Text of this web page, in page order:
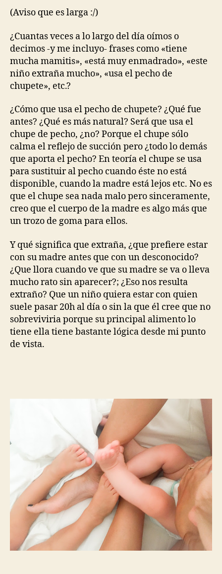
(Aviso que es larga :/)
¿Cuantas veces a lo largo del día oímos o
decimos -y me incluyo- frases como «tiene
mucha mamitis», «está muy enmadrado», «este
niño extraña mucho», «usa el pecho de
chupete», etc.?
¿Cómo que usa el pecho de chupete? ¿Qué fue
antes? ¿Qué es más natural? Será que usa el
chupe de pecho, ¿no? Porque el chupe sólo
calma el reflejo de succión pero ¿todo lo demás
que aporta el pecho? En teoría el chupe se usa
para sustituir al pecho cuando éste no está
disponible, cuando la madre está lejos etc. No es
que el chupe sea nada malo pero sinceramente,
creo que el cuerpo de la madre es algo más que
un trozo de goma para ellos.
Y qué significa que extraña, ¿que prefiere estar
con su madre antes que con un desconocido?
¿Que llora cuando ve que su madre se va o lleva
mucho rato sin aparecer?; ¿Eso nos resulta
extraño? Que un niño quiera estar con quien
suele pasar 20h al día o sin la que él cree que no
sobreviviria porque su principal alimento lo
tiene ella tiene bastante lógica desde mi punto
de vista.